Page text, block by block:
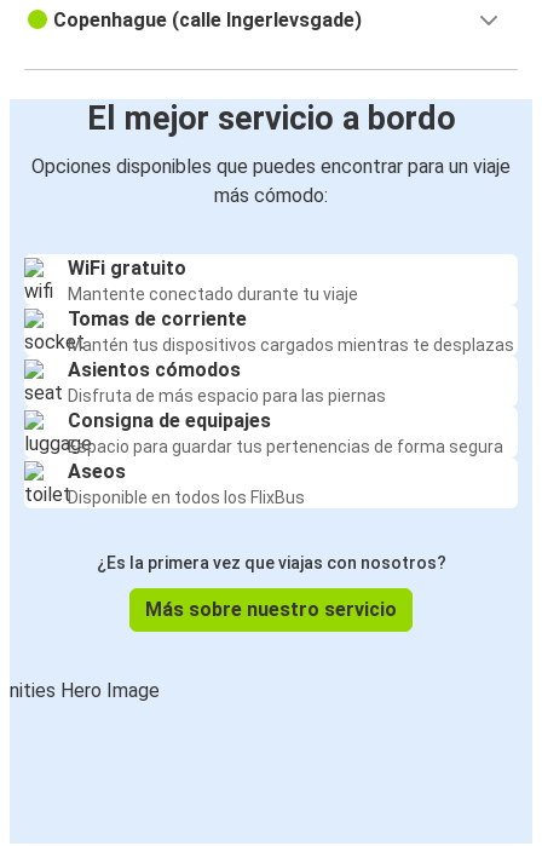
Copenhague (calle Ingerlevsgade)
El mejor servicio a bordo
Opciones disponibles que puedes encontrar para un viaje
más cómodo:
WiFi gratuito
Mantente conectado durante tu viaje
Tomas de corriente
Mantén tus dispositivos cargados mientras te desplazas
Asientos cómodos
Disfruta de más espacio para las piernas
Consigna de equipajes
Espacio para guardar tus pertenencias de forma segura
Aseos
Disponible en todos los FlixBus
¿Es la primera vez que viajas con nosotros?
Más sobre nuestro servicio